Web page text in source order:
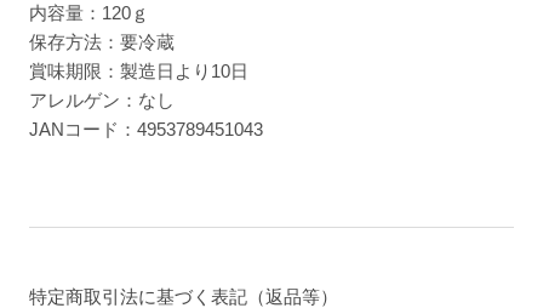
内容量：120ｇ
保存方法：要冷蔵
賞味期限：製造日より10日
アレルゲン：なし
JANコード：4953789451043
特定商取引法に基づく表記（返品等）